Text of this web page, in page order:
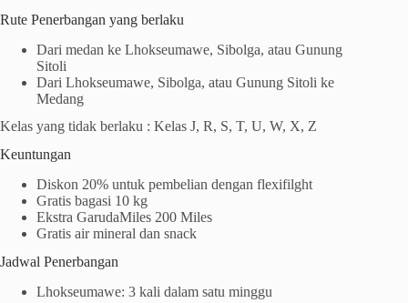
Rute Penerbangan yang berlaku
Dari medan ke Lhokseumawe, Sibolga, atau Gunung
Sitoli
Dari Lhokseumawe, Sibolga, atau Gunung Sitoli ke
Medang
Kelas yang tidak berlaku : Kelas J, R, S, T, U, W, X, Z
Keuntungan
Diskon 20% untuk pembelian dengan flexifilght
Gratis bagasi 10 kg
Ekstra GarudaMiles 200 Miles
Gratis air mineral dan snack
Jadwal Penerbangan
Lhokseumawe: 3 kali dalam satu minggu